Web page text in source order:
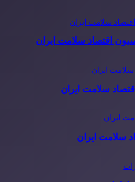
اقتصاد سلامت ایران
سلامت ایران